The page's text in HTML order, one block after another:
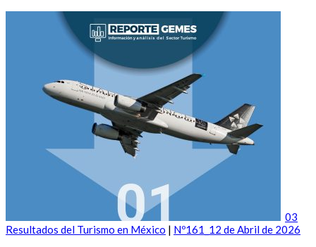
03
Resultados del Turismo en México | Nº161_12 de Abril de 2026